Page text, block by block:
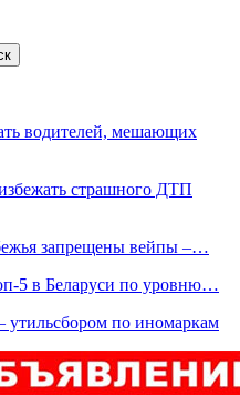
водителей, мешающих
страшного ДТП
запрещены вейпы –…
5 в Беларуси по уровню…
по иномаркам